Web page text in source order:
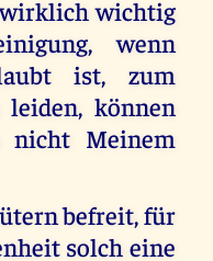
wirklich wichtig
wenn
ist, zum
können
nicht Meinem
befreit, für
solch eine